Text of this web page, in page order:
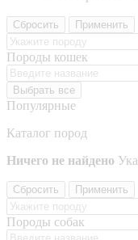
Сбросить Применить
Породы кошек
Выбрать все
Популярные
Каталог пород
Ничего не найдено
Сбросить Применить
Породы собак